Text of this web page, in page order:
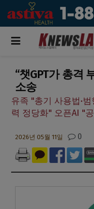
“챗GPT가 총격
소송
유족 "총기 사용법·
력 정당화" 오픈AI "
2026년 05월 11일 0